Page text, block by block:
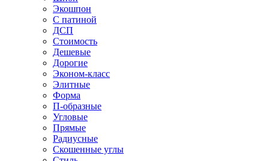
Экошпон
С патиной
ДСП
Стоимость
Дешевые
Дорогие
Эконом-класс
Элитные
Форма
П-образные
Угловые
Прямые
Радиусные
Скошенные углы